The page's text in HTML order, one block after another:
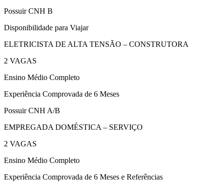
Possuir CNH B
Disponibilidade para Viajar
ELETRICISTA DE ALTA TENSÃO – CONSTRUTORA
2 VAGAS
Ensino Médio Completo
Experiência Comprovada de 6 Meses
Possuir CNH A/B
EMPREGADA DOMÉSTICA – SERVIÇO
2 VAGAS
Ensino Médio Completo
Experiência Comprovada de 6 Meses e Referências